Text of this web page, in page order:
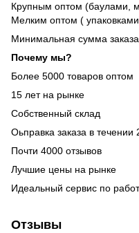
Крупным оптом (баулами,
Мелким оптом (
Минимальная сумма
Почему мы?
Более 5000 товаров оптом
15 лет на рынке
Собственный склад
Оьправка заказа в течении
Почти 4000 отзывов
Лучшие цены на рынке
Идеальный сервис по
Отзывы